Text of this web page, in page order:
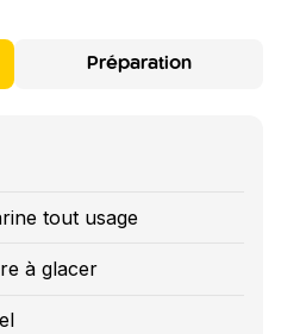
Préparation
tout usage
à glacer